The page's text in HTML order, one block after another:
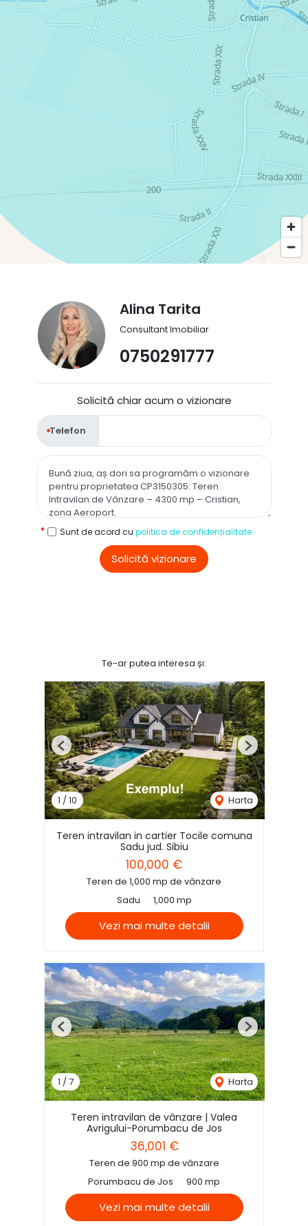
Alina Tarita
Consultant Imobiliar
0750291777
Solicită chiar acum o vizionare
Telefon
Sunt de acord cu politica de confidențialitate
Solicită vizionare
Te-ar putea interesa și:
1 / 10 Harta
Previous Next
Teren intravilan in cartier Tocile comuna
Sadu jud. Sibiu
100,000 €
Teren de 1,000 mp de vânzare
Sadu
1,000 mp
Vezi mai multe detalii
1 /7 Harta
Previous Next
Teren intravilan de vânzare | Valea
Avrigului-Porumbacu de Jos
36,001 €
Teren de 900 mp de vânzare
Porumbacu de Jos
900 mp
Vezi mai multe detalii